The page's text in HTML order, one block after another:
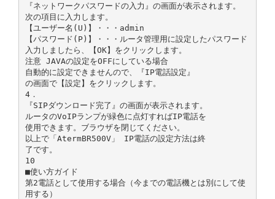
『ネットワークパスワードの入力』の画面が表示されます。
次の項目に入力します。
【ユーザー名(U)】・・・admin
【パスワード(P)】・・・ルータ管理用に設定したパスワード
入力しましたら、【OK】をクリックします。
注意 JAVAの設定をOFFにしている場合
自動的に設定できませんので、『IP電話設定』
の画面で【設定】をクリックします。
4．
『SIPダウンロード完了』の画面が表示されます。
ルータのVoIPランプが緑色に点灯すればIP電話を
使用できます。ブラウザを閉じてください。
以上で「AtermBR500V」 IP電話の設定方法は終
了です。
10
■使い方ガイド
第2電話として使用する場合（今までの電話機とは別にして使
用する）